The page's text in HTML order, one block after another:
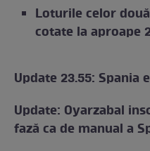
Loturile celor
cotate la aproape
Update 23.55: Spania
Update: Oyarzabal
fază ca de manual a